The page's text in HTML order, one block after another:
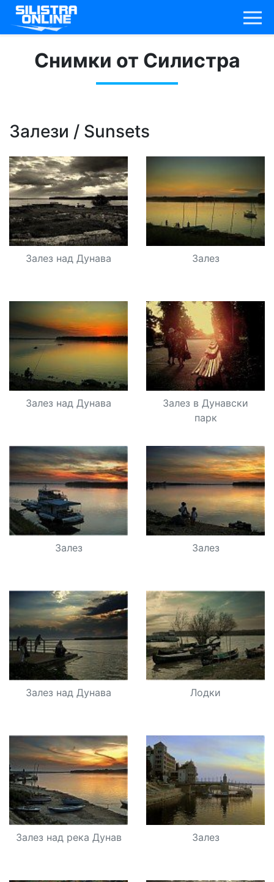
Снимки от Силистра
Залези / Sunsets
Залез над Дунава Залез
Залез над Дунава
Залез в Дунавски
парк
Залез Залез
Залез над Дунава Лодки
Залез над река Дунав Залез